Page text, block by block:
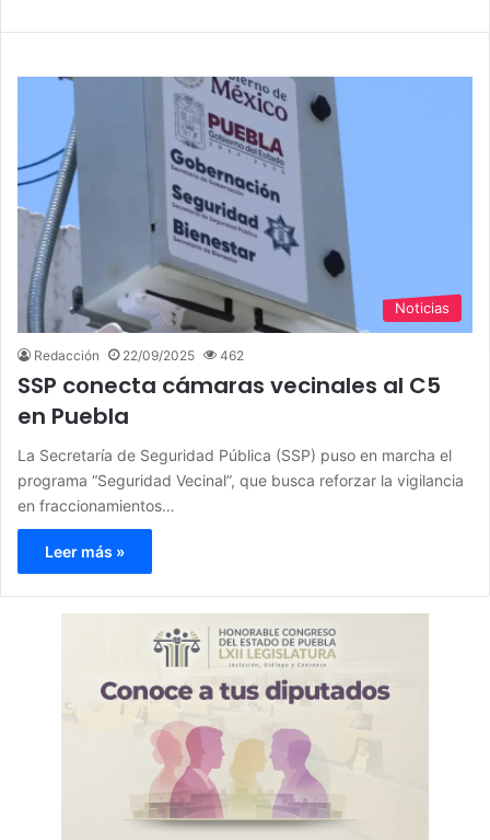
Noticias
Redacción 22/09/2025 462
SSP conecta cámaras vecinales al C5
en Puebla
La Secretaría de Seguridad Pública (SSP) puso en marcha el
programa “Seguridad Vecinal”, que busca reforzar la vigilancia
en fraccionamientos…
Leer más »